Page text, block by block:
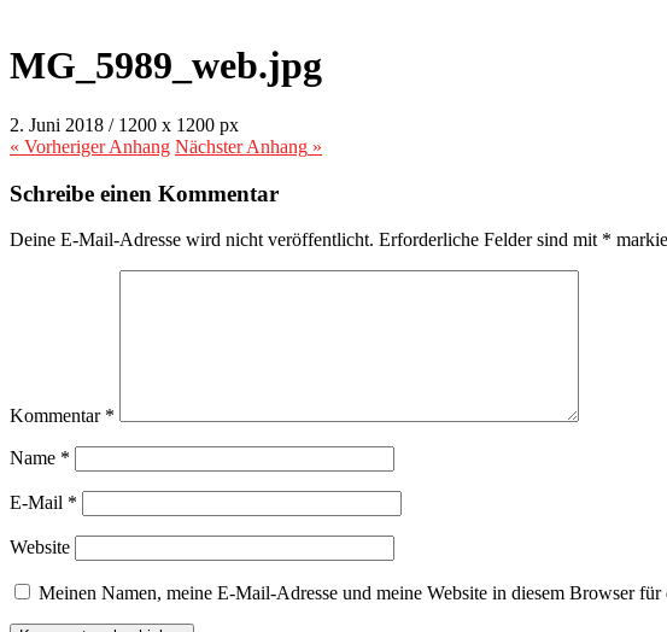
MG_5989_web.jpg
2. Juni 2018 / 1200 x 1200 px
« VorherigerAnhang NächsterAnhang »
Schreibe einen Kommentar
Deine E-Mail-Adresse wird nicht veröffentlicht. Erforderliche Felder sind mit *
Kommentar *
Name *
E-Mail *
Website
Meinen Namen, meine E-Mail-Adresse und meine Website in diesem Browser